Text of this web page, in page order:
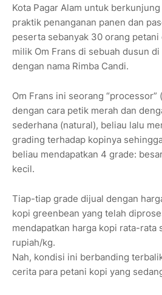
Kota Pagar Alam untuk
praktik penanganan panen dan
peserta sebanyak 30 orang
milik Om Frans di sebuah dusun
dengan nama Rimba Candi.
Om Frans ini seorang “processor”
dengan cara petik merah dan
sederhana (natural), beliau lalu
grading terhadap kopinya
beliau mendapatkan 4 grade:
kecil.
Tiap-tiap grade dijual dengan
kopi greenbean yang telah
mendapatkan harga kopi rata-rata
rupiah/kg.
Nah, kondisi ini berbanding
cerita para petani kopi yang